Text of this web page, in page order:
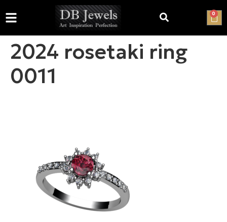
0
2024 rosetaki ring
0011